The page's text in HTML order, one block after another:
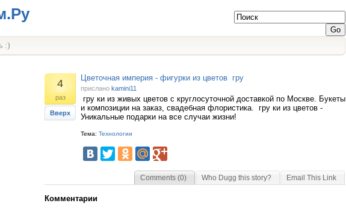
:)
4
раз
Вверх
Цветочная империя - фигурки из цветов гру
прислано kamini11
гру ки из живых цветов с круглосуточной доставкой по Москве. Букеты
и композиции на заказ, свадебная флористика. гру ки из цветов -
Уникальные подарки на все случаи жизни!
Тема: Технологии
Comments (0) Who Dugg this story? Email This Link
Комментарии